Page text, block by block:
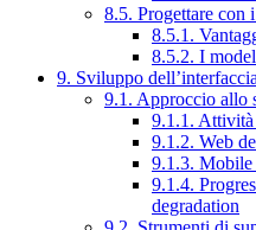
8.5. Progettare con
8.5.1.
8.5.2. I
9. Sviluppo dell’interfaccia
9.1. Approccio allo
9.1.1.
9.1.2. Web
9.1.3.
9.1.4.
degradation